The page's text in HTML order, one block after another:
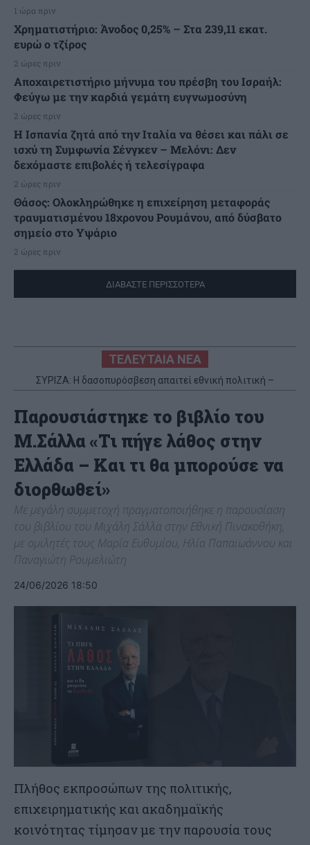
1 ώρα πριν
Χρηματιστήριο: Άνοδος 0,25% – Στα 239,11 εκατ.
ευρώ ο τζίρος
2 ώρες πριν
Αποχαιρετιστήριο μήνυμα του πρέσβη του Ισραήλ:
Φεύγω με την καρδιά γεμάτη ευγνωμοσύνη
2 ώρες πριν
H Ισπανία ζητά από την Ιταλία να θέσει και πάλι σε
ισχύ τη Συμφωνία Σένγκεν – Μελόνι: Δεν
δεχόμαστε επιβολές ή τελεσίγραφα
2 ώρες πριν
Θάσος: Ολοκληρώθηκε η επιχείρηση μεταφοράς
τραυματισμένου 18χρονου Ρουμάνου, από δύσβατο
σημείο στο Υψάριο
2 ώρες πριν
ΔΙΑΒΑΣΤΕ ΠΕΡΙΣΣΟΤΕΡΑ